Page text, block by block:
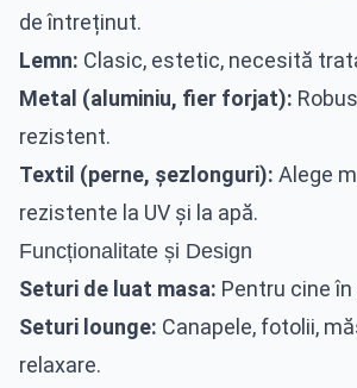
de întreținut.
Lemn: Clasic, estetic, necesită
Metal (aluminiu, fier forjat):
rezistent.
Textil (perne, șezlonguri): Alege
rezistente la UV și la apă.
Funcționalitate și Design
Seturi de luat masa: Pentru cine în
Seturi lounge: Canapele, fotolii,
relaxare.